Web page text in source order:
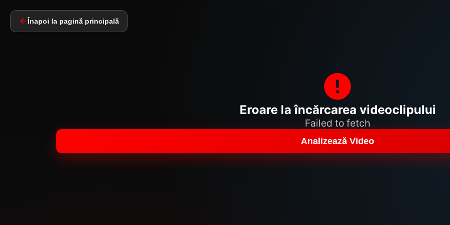
Înapoi la pagină principală
Eroare la încărcarea videoclipului
Failed to fetch
Analizează Video